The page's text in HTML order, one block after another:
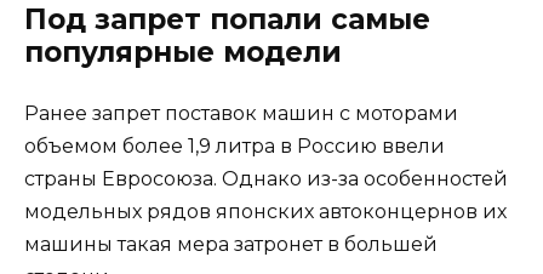
Под запрет попали самые
популярные модели
Ранее запрет поставок машин с моторами
объемом более 1,9 литра в Россию ввели
страны Евросоюза. Однако из-за особенностей
модельных рядов японских автоконцернов их
машины такая мера затронет в большей